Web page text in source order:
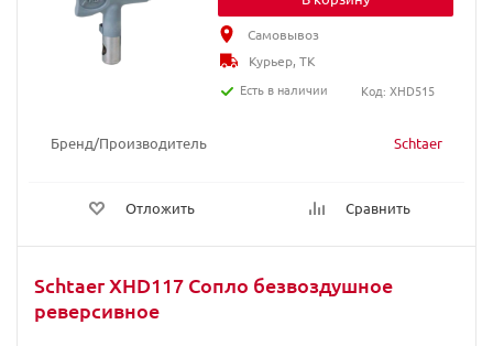
Бренд/Производитель Schtaer
Отложить Сравнить
Самовывоз
Курьер, ТК
Есть в наличии
Код: XHD515
Schtaer XHD117 Сопло безвоздушное
реверсивное